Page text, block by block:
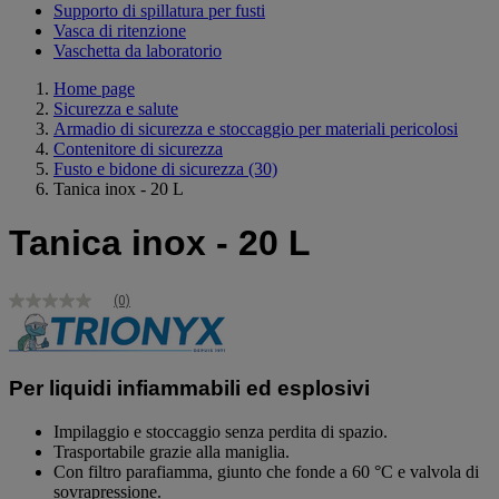
Supporto di spillatura per fusti
Vasca di ritenzione
Vaschetta da laboratorio
Home page
Sicurezza e salute
Armadio di sicurezza e stoccaggio per materiali pericolosi
Contenitore di sicurezza
Fusto e bidone di sicurezza (30)
Tanica inox - 20 L
Tanica inox - 20 L
Nessuna
valutazione
Stesso
alla
pagina.
(0)
Per liquidi infiammabili ed esplosivi
Impilaggio e stoccaggio senza perdita di spazio.
Trasportabile grazie alla maniglia.
Con filtro parafiamma, giunto che fonde a 60 °C e valvola di
sovrapressione.